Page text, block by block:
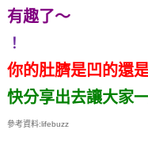
有趣了～
！
你的肚臍是凹的還
快分享出去讓大家
參考資料:lifebuzz